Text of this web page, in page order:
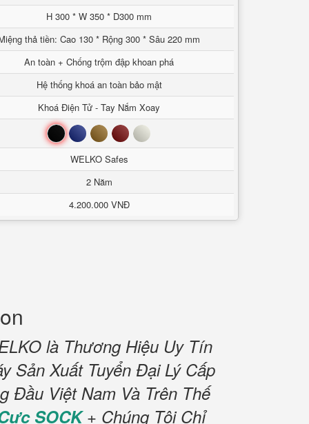
H 300 * W 350 * D300 mm
thả tiền: Cao 130 * Rộng 300 * Sâu 220 mm
An toàn + Chống trộm đập khoan phá
Hệ thống khoá an toàn bảo mật
Khoá Điện Tử - Tay Nắm Xoay
Đen Xanh Nâu Đỏ Trắng
WELKO Safes
2 Năm
4.200.000 VNĐ
là Thương Hiệu Uy Tín
Sản Xuất Tuyển Đại Lý Cấp
Đầu Việt Nam Và Trên Thế
SOCK+ Chúng Tôi Chỉ